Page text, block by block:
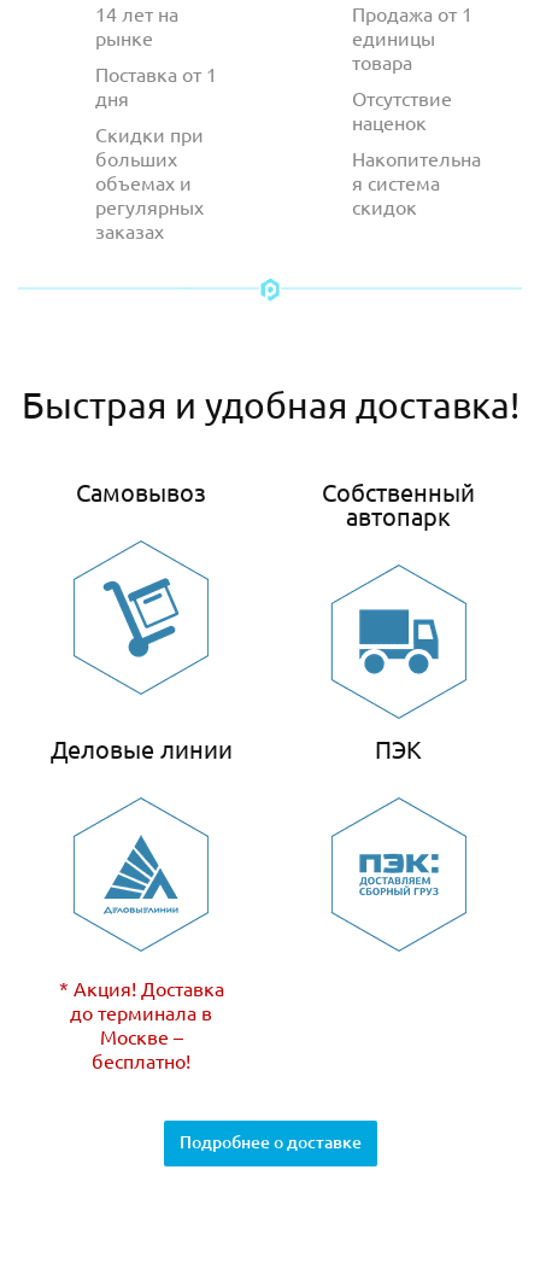
14 лет на
рынке
Поставка от 1
дня
Скидки при
больших
объемах и
регулярных
заказах
Продажа от 1
единицы
товара
Отсутствие
наценок
Накопительна
я система
скидок
Быстрая и удобная доставка!
Самовывоз
Собственный
автопарк
Деловые линии
* Акция! Доставка
до терминала в
Москве –
бесплатно!
ПЭК
Подробнее о доставке